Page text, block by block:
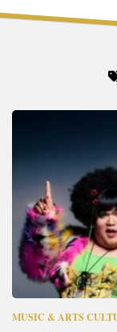
MUSIC & ARTS